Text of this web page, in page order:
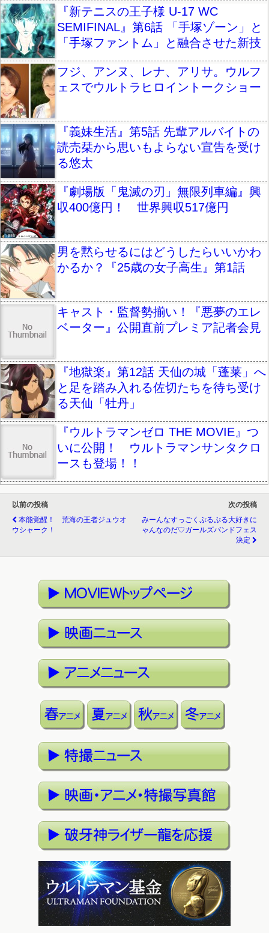
『新テニスの王子様 U-17 WC
SEMIFINAL』第6話 「手塚ゾーン」と
「手塚ファントム」と融合させた新技
フジ、アンヌ、レナ、アリサ。ウルフ
ェスでウルトラヒロイントークショー
『義妹生活』第5話 先輩アルバイトの
読売栞から思いもよらない宣告を受け
る悠太
『劇場版「鬼滅の刃」無限列車編』興
収400億円！ 世界興収517億円
男を黙らせるにはどうしたらいいかわ
かるか？『25歳の女子高生』第1話
キャスト・監督勢揃い！『悪夢のエレ
ベーター』公開直前プレミア記者会見
『地獄楽』第12話 天仙の城「蓬莱」へ
と足を踏み入れる佐切たちを待ち受け
る天仙「牡丹」
『ウルトラマンゼロ THE MOVIE』つ
いに公開！ ウルトラマンサンタクロ
ースも登場！！
以前の投稿
本能覚醒！ 荒海の王者ジュウオ
ウシャーク！
次の投稿
みーんなすっごくぷるぷる大好きに
ゃんなのだ♡ガールズバンドフェス
決定